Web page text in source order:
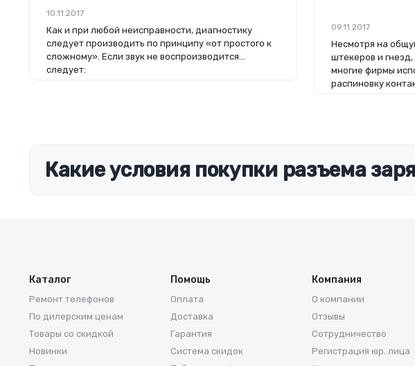
10.11.2017
Как и при любой неисправности, диагностику
следует производить по принципу «от простого к
сложному». Если звук не воспроизводится
следует:
09.11.2017
Несмотря на
штекеров и
многие фирмы
распиновку
Какие условия покупки разъема
Каталог
Ремонт телефонов
По дилерским ценам
Товары со скидкой
Новинки
Помощь
Оплата
Доставка
Гарантия
Система скидок
Компания
О компании
Отзывы
Сотрудничество
Регистрация юр. лица